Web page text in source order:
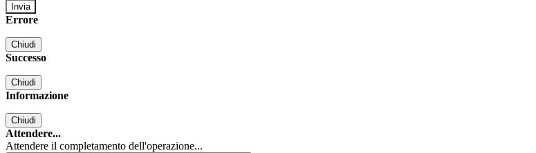
Errore
Chiudi
Successo
Chiudi
Informazione
Chiudi
Attendere...
Attendere il completamento dell'operazione...